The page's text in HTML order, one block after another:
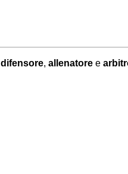
difensore, allenatore e